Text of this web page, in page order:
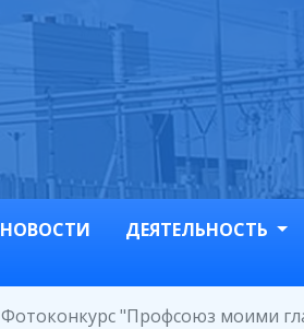
НОВОСТИ ДЕЯТЕЛЬНОСТЬ
Фотоконкурс "Профсоюз моими